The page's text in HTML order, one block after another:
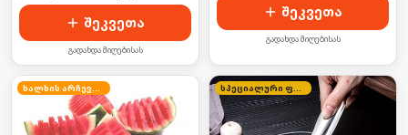
შეკვეთა
გადახდა მიღებისას
შეკვეთა
გადახდა მიღებისას
ხალხის არჩევანი სპეციალური ფასი